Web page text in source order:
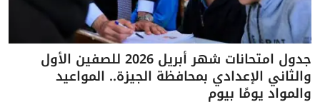
جدول امتحانات شهر أبريل 2026 للصفين الأول
والثاني الإعدادي بمحافظة الجيزة.. المواعيد
والمواد يومًا بيوم